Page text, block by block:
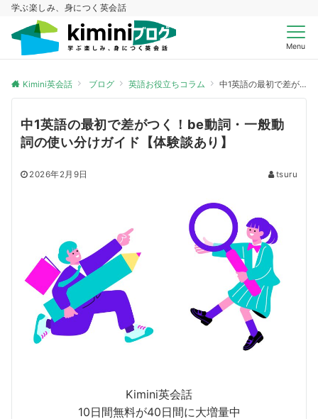
学ぶ楽しみ、身につく英会話
Menu
Kimini英会話 ブログ 英語お役立ちコラム 中1英語の最初で差がつく！be動詞・一般動詞の使い分けガイド【体験談あり】
中1英語の最初で差がつく！be動詞・一般動
詞の使い分けガイド【体験談あり】
2026年2月9日 tsuru
Kimini英会話
10日間無料が40日間に大増量中